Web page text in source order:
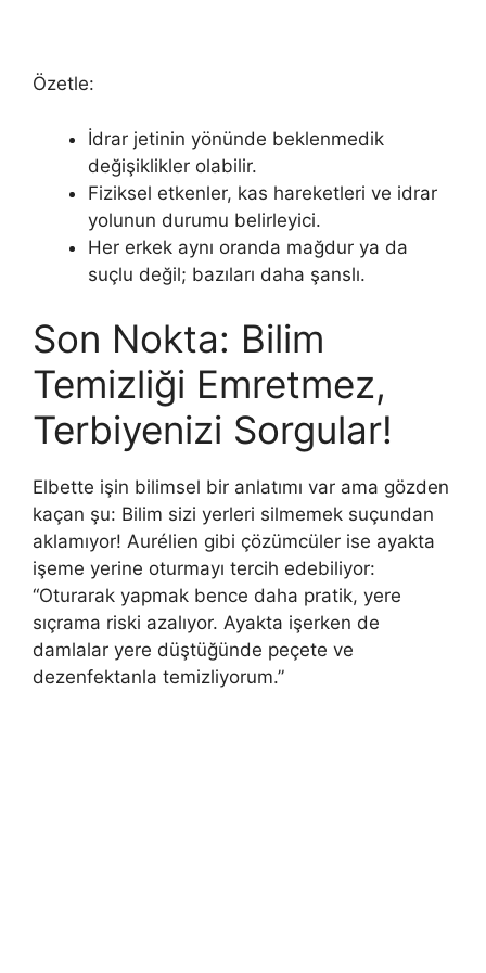
Özetle:
İdrar jetinin yönünde beklenmedik
değişiklikler olabilir.
Fiziksel etkenler, kas hareketleri ve idrar
yolunun durumu belirleyici.
Her erkek aynı oranda mağdur ya da
suçlu değil; bazıları daha şanslı.
Son Nokta: Bilim
Temizliği Emretmez,
Terbiyenizi Sorgular!
Elbette işin bilimsel bir anlatımı var ama gözden
kaçan şu: Bilim sizi yerleri silmemek suçundan
aklamıyor! Aurélien gibi çözümcüler ise ayakta
işeme yerine oturmayı tercih edebiliyor:
“Oturarak yapmak bence daha pratik, yere
sıçrama riski azalıyor. Ayakta işerken de
damlalar yere düştüğünde peçete ve
dezenfektanla temizliyorum.”